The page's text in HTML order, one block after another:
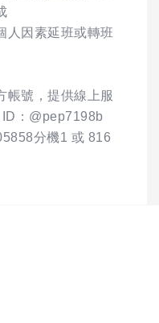
人因素延班或轉班
號，提供線上服
：@pep7198b
分機1 或 816